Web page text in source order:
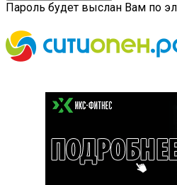
Пароль будет выслан Вам по